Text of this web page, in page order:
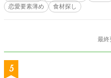
恋愛要素薄め
食材探し
最終
5